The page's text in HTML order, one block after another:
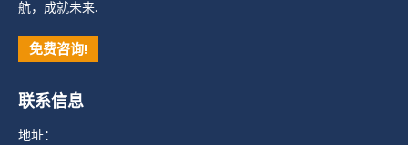
航，成就未来.
免费咨询!
联系信息
地址：